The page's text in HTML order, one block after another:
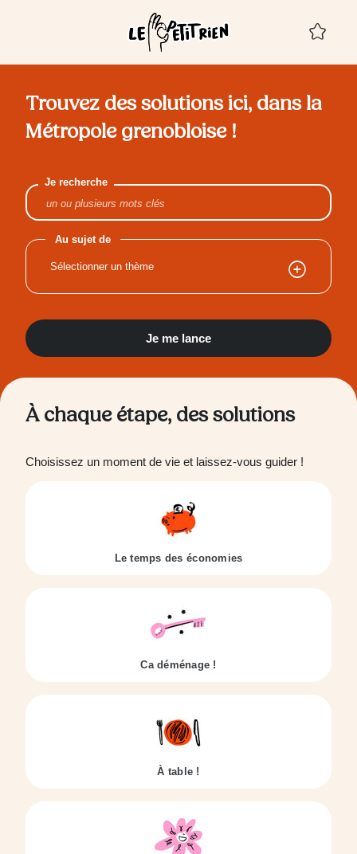
Trouvez des solutions ici, dans la
Métropole grenobloise !
Je recherche
Au sujet de
Sélectionner un thème
Je me lance
À chaque étape, des solutions
Choisissez un moment de vie et laissez-vous guider !
Le temps des économies
Ca déménage !
À table !